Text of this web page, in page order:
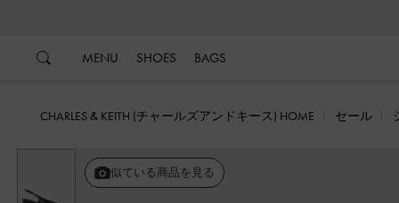
MENU SHOES BAGS
CHARLES & KEITH (チャールズアンドキース) HOME セール
似ている商品を見る